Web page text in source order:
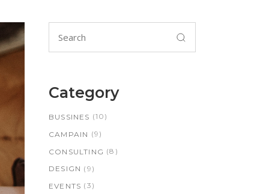
Category
BUSSINES (10)
CAMPAIN (9)
CONSULTING (8)
DESIGN (9)
EVENTS (3)